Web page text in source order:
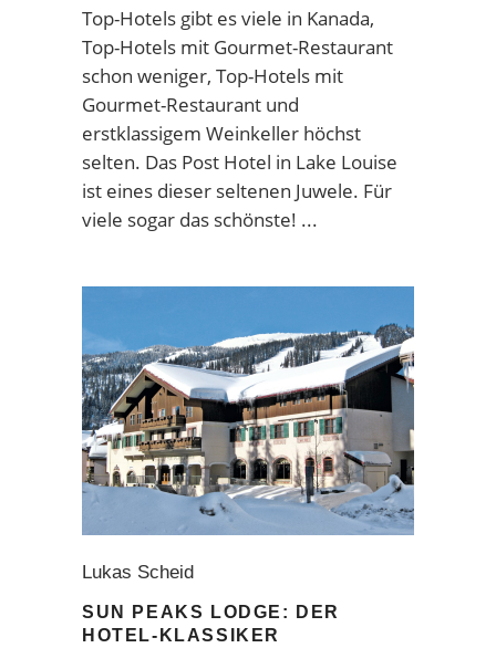
Top-Hotels gibt es viele in Kanada,
Top-Hotels mit Gourmet-Restaurant
schon weniger, Top-Hotels mit
Gourmet-Restaurant und
erstklassigem Weinkeller höchst
selten. Das Post Hotel in Lake Louise
ist eines dieser seltenen Juwele. Für
viele sogar das schönste!
Lukas Scheid
SUN PEAKS LODGE: DER
HOTEL-KLASSIKER